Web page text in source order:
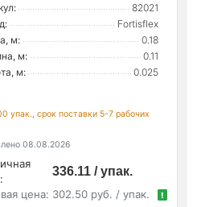
82021
Fortisflex
м:
0.18
м:
0.11
м:
0.025
упак., срок поставки 5-7 рабочих
08.08.2026
336.11 / упак.
цена: 302.50 руб. / упак. !